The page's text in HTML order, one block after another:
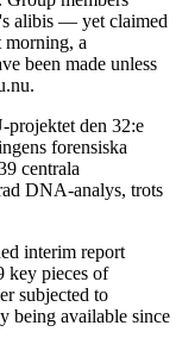
alibis — yet claimed
morning, a
been made unless
den 32:e
forensiska
centrala
DNA-analys, trots
interim report
key pieces of
subjected to
being available since